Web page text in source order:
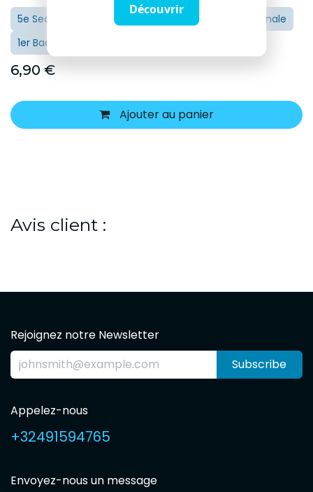
5e Secondaire / Première
6e Secondaire / Terminale
1er Bachelier / Licence 1
6,90 €
Ajouter au panier
Avis client :
Rejoignez notre Newsletter
Subscribe
Appelez-nous
+32491594765
Envoyez-nous un message
Découvrir